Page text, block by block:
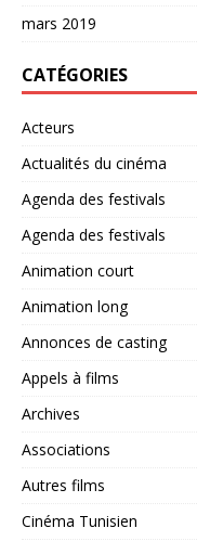
mars 2019
CATÉGORIES
Acteurs
Actualités du cinéma
Agenda des festivals
Agenda des festivals
Animation court
Animation long
Annonces de casting
Appels à films
Archives
Associations
Autres films
Cinéma Tunisien